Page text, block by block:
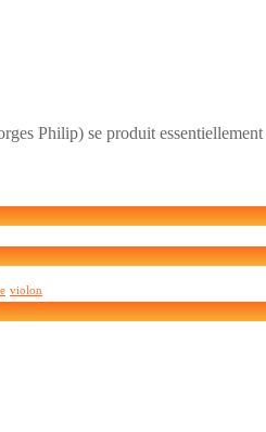
Philip) se produit essentiellement
violon